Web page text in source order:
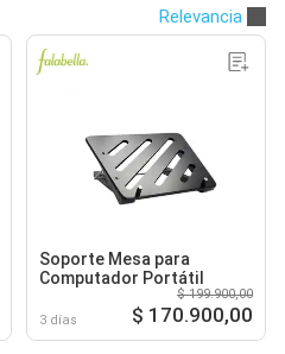
Relevancia
Soporte Mesa para
Computador Portátil
3 días
$ 199.900,00
$ 170.900,00